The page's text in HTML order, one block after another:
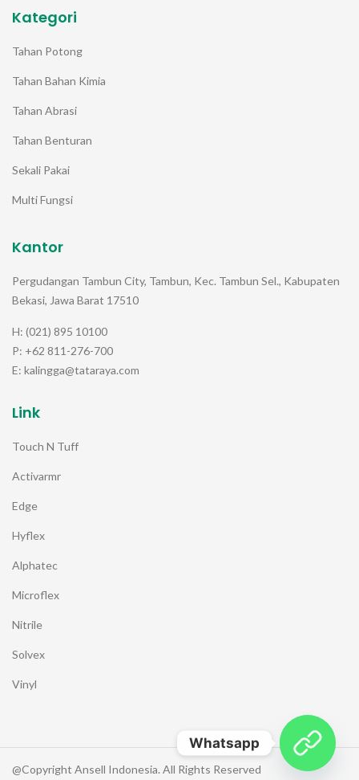
Kategori
Tahan Potong
Tahan Bahan Kimia
Tahan Abrasi
Tahan Benturan
Sekali Pakai
Multi Fungsi
Kantor
Pergudangan Tambun City, Tambun, Kec. Tambun Sel., Kabupaten
Bekasi, Jawa Barat 17510
H: (021) 895 10100
P: +62 811-276-700
E: kalingga@tataraya.com
Link
Touch N Tuff
Activarmr
Edge
Hyflex
Alphatec
Microflex
Nitrile
Solvex
Vinyl
@Copyright Ansell Indonesia. All Rights Reserved
Whatsapp